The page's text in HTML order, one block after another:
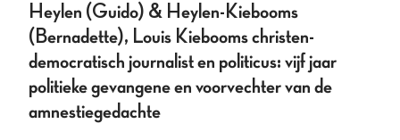
Heylen (Guido) & Heylen-Kiebooms
(Bernadette), Louis Kiebooms christen-
democratisch journalist en politicus: vijf jaar
politieke gevangene en voorvechter van de
amnestiegedachte